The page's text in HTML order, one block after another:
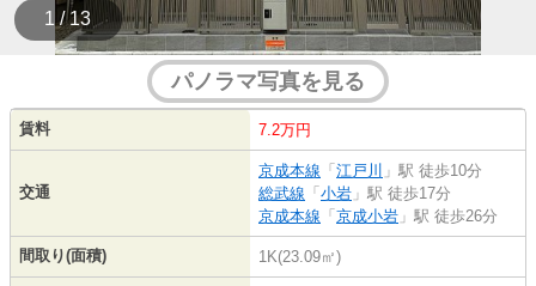
1 / 13
パノラマ写真を見る
賃料 7.2万円
交通
京成本線 「 江戸川 」駅 徒歩10分
総武線 「 小岩 」駅 徒歩17分
京成本線 「 京成小岩 」駅 徒歩26分
間取り(面積) 1K(23.09㎡)